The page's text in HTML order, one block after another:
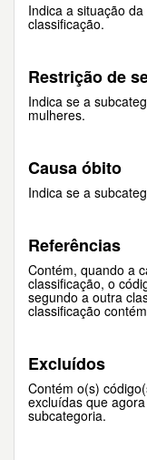
Indica a situação
classificação.
Restrição de
Indica se a
mulheres.
Causa óbito
Indica se a
Referências
Contém, quando a
classificação, o
segundo a outra
classificação
Excluídos
Contém o(s)
excluídas que
subcategoria.